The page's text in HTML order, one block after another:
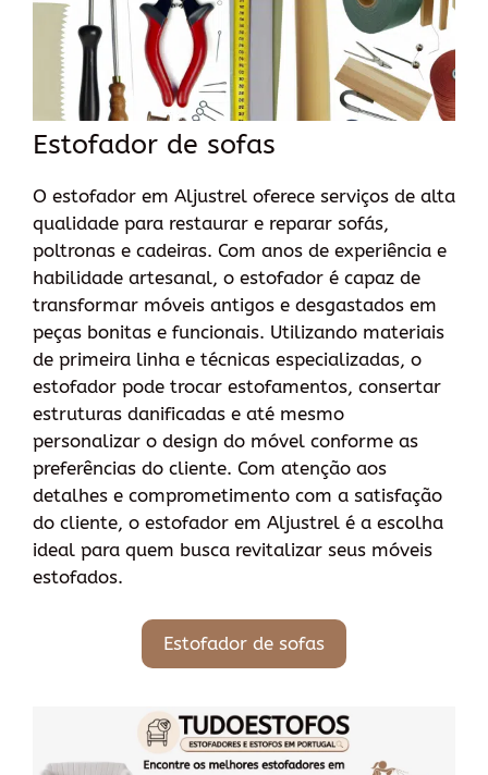
Estofador de sofas
O estofador em Aljustrel oferece serviços de alta
qualidade para restaurar e reparar sofás,
poltronas e cadeiras. Com anos de experiência e
habilidade artesanal, o estofador é capaz de
transformar móveis antigos e desgastados em
peças bonitas e funcionais. Utilizando materiais
de primeira linha e técnicas especializadas, o
estofador pode trocar estofamentos, consertar
estruturas danificadas e até mesmo
personalizar o design do móvel conforme as
preferências do cliente. Com atenção aos
detalhes e comprometimento com a satisfação
do cliente, o estofador em Aljustrel é a escolha
ideal para quem busca revitalizar seus móveis
estofados.
Estofador de sofas